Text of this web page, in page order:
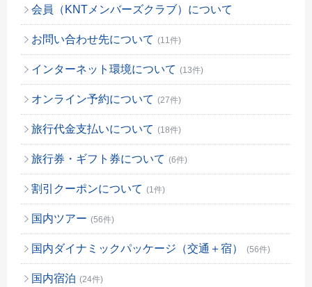
会員（KNTメンバーズクラブ）について
お問い合わせ先について (11件)
インターネット環境について (13件)
オンライン予約について (27件)
旅行代金支払いについて (18件)
旅行券・ギフト券について (6件)
割引クーポンについて (1件)
国内ツアー (56件)
国内ダイナミックパッケージ（交通＋宿） (56件)
国内宿泊 (24件)